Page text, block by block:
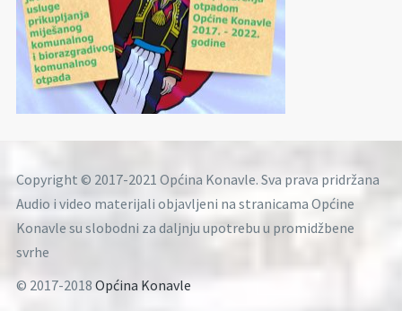
Copyright © 2017-2021 Općina Konavle. Sva prava pridržana
Audio i video materijali objavljeni na stranicama Općine
Konavle su slobodni za daljnju upotrebu u promidžbene
svrhe
© 2017-2018 Općina Konavle